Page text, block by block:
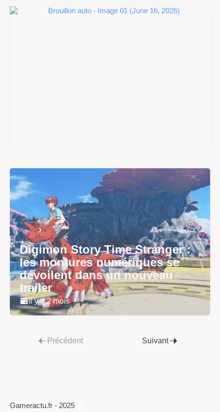
Digimon Story Time Stranger :
les montures numériques se
dévoilent dans un nouveau
trailer
Il y a 2 mois
Précédent Suivant
Gameractu.fr - 2025